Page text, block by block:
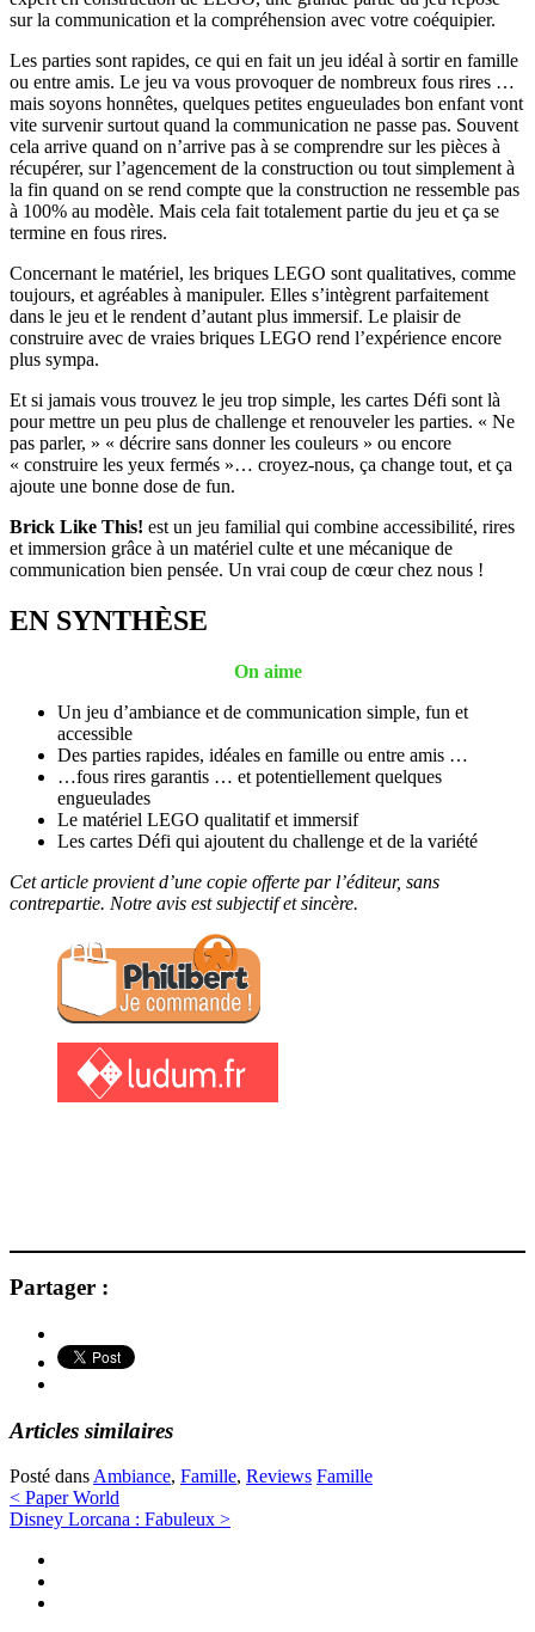
sur la communication et la compréhension avec votre coéquipier.
Les parties sont rapides, ce qui en fait un jeu idéal à sortir en famille
ou entre amis. Le jeu va vous provoquer de nombreux fous rires …
mais soyons honnêtes, quelques petites engueulades bon enfant vont
vite survenir surtout quand la communication ne passe pas. Souvent
cela arrive quand on n’arrive pas à se comprendre sur les pièces à
récupérer, sur l’agencement de la construction ou tout simplement à
la fin quand on se rend compte que la construction ne ressemble pas
à 100% au modèle. Mais cela fait totalement partie du jeu et ça se
termine en fous rires.
Concernant le matériel, les briques LEGO sont qualitatives, comme
toujours, et agréables à manipuler. Elles s’intègrent parfaitement
dans le jeu et le rendent d’autant plus immersif. Le plaisir de
construire avec de vraies briques LEGO rend l’expérience encore
plus sympa.
Et si jamais vous trouvez le jeu trop simple, les cartes Défi sont là
pour mettre un peu plus de challenge et renouveler les parties. « Ne
pas parler, » « décrire sans donner les couleurs » ou encore
« construire les yeux fermés »… croyez-nous, ça change tout, et ça
ajoute une bonne dose de fun.
Brick Like This! est un jeu familial qui combine accessibilité, rires
et immersion grâce à un matériel culte et une mécanique de
communication bien pensée. Un vrai coup de cœur chez nous !
EN SYNTHÈSE
On aime
Un jeu d’ambiance et de communication simple, fun et
accessible
Des parties rapides, idéales en famille ou entre amis …
…fous rires garantis … et potentiellement quelques
engueulades
Le matériel LEGO qualitatif et immersif
Les cartes Défi qui ajoutent du challenge et de la variété
Cet article provient d’une copie offerte par l’éditeur, sans
contrepartie. Notre avis est subjectif et sincère.
Partager :
Articles similaires
Posté dansAmbiance, Famille, Reviews Famille
Navigation
des
articles
< Paper World
Disney Lorcana : Fabuleux >